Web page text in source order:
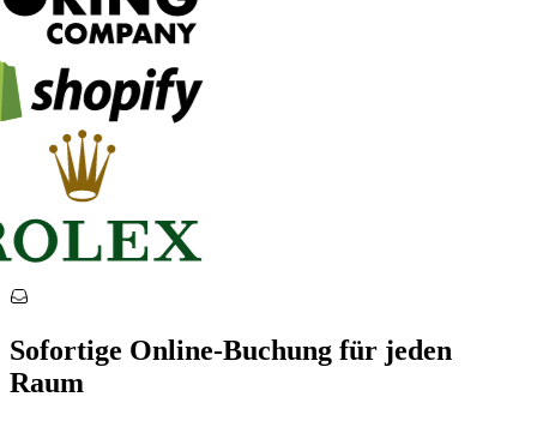
Sofortige Online-Buchung für jeden
Raum